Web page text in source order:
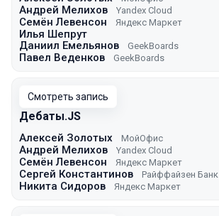
Андрей Мелихов Yandex Cloud
Семён Левенсон Яндекс Маркет
Илья Шепрут
Даниил Емельянов
GeekBoards
Павел Веденков GeekBoards
Смотреть запись
Дебаты.JS
Алексей Золотых МойОфис
Андрей Мелихов Yandex Cloud
Семён Левенсон Яндекс Маркет
Сергей Константинов Райффайзен Банк
Никита Сидоров Яндекс Маркет